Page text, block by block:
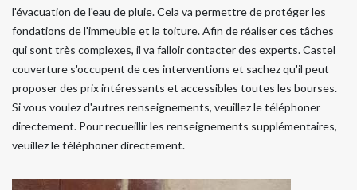
l'évacuation de l'eau de pluie. Cela va permettre de protéger les
fondations de l'immeuble et la toiture. Afin de réaliser ces tâches
qui sont très complexes, il va falloir contacter des experts. Castel
couverture s'occupent de ces interventions et sachez qu'il peut
proposer des prix intéressants et accessibles toutes les bourses.
Si vous voulez d'autres renseignements, veuillez le téléphoner
directement. Pour recueillir les renseignements supplémentaires,
veuillez le téléphoner directement.